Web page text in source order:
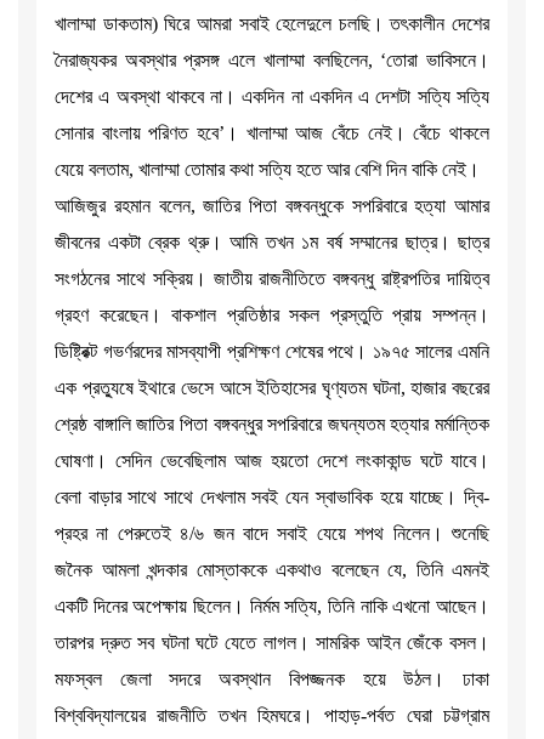
খালাম্মা ডাকতাম) ঘিরে আমরা সবাই হেলেদুলে চলছি। তৎকালীন দেশের
নৈরাজ্যকর অবস্থার প্রসঙ্গ এলে খালাম্মা বলছিলেন, ‘তোরা ভাবিসনে।
দেশের এ অবস্থা থাকবে না। একদিন না একদিন এ দেশটা সত্যি সত্যি
সোনার বাংলায় পরিণত হবে’। খালাম্মা আজ বেঁচে নেই। বেঁচে থাকলে
যেয়ে বলতাম, খালাম্মা তোমার কথা সত্যি হতে আর বেশি দিন বাকি নেই।
আজিজুর রহমান বলেন, জাতির পিতা বঙ্গবন্ধুকে সপরিবারে হত্যা আমার
জীবনের একটা ব্রেক থ্রু। আমি তখন ১ম বর্ষ সম্মানের ছাত্র। ছাত্র
সংগঠনের সাথে সক্রিয়। জাতীয় রাজনীতিতে বঙ্গবন্ধু রাষ্ট্রপতির দায়িত্ব
গ্রহণ করেছেন। বাকশাল প্রতিষ্ঠার সকল প্রস্তুতি প্রায় সম্পন্ন।
ডিষ্ট্রিক্ট গভর্ণরদের মাসব্যাপী প্রশিক্ষণ শেষের পথে। ১৯৭৫ সালের এমনি
এক প্রত্যুষে ইথারে ভেসে আসে ইতিহাসের ঘৃণ্যতম ঘটনা, হাজার বছরের
শ্রেষ্ঠ বাঙ্গালি জাতির পিতা বঙ্গবন্ধুর সপরিবারে জঘন্যতম হত্যার মর্মান্তিক
ঘোষণা। সেদিন ভেবেছিলাম আজ হয়তো দেশে লংকাকান্ড ঘটে যাবে।
বেলা বাড়ার সাথে সাথে দেখলাম সবই যেন স্বাভাবিক হয়ে যাচ্ছে। দ্বি-
প্রহর না পেরুতেই ৪/৬ জন বাদে সবাই যেয়ে শপথ নিলেন। শুনেছি
জনৈক আমলা খন্দকার মোস্তাককে একথাও বলেছেন যে, তিনি এমনই
একটি দিনের অপেক্ষায় ছিলেন। নির্মম সত্যি, তিনি নাকি এখনো আছেন।
তারপর দ্রুত সব ঘটনা ঘটে যেতে লাগল। সামরিক আইন জেঁকে বসল।
মফস্বল জেলা সদরে অবস্থান বিপজ্জনক হয়ে উঠল। ঢাকা
বিশ্ববিদ্যালয়ের রাজনীতি তখন হিমঘরে। পাহাড়-পর্বত ঘেরা চট্টগ্রাম